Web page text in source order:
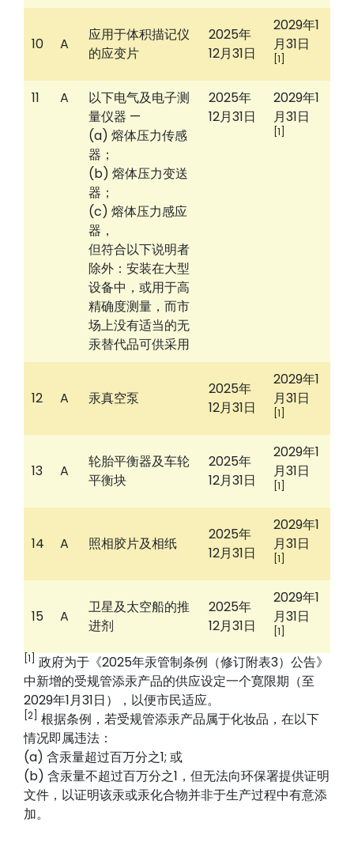
10 A
应用于体积描记仪
的应变片
2025年
12月31日
2029年1
月31日
[1]
11 A
以下电气及电子测
量仪器 —
(a) 熔体压力传感
器；
(b) 熔体压力变送
器；
(c) 熔体压力感应
器，
但符合以下说明者
除外：安装在大型
设备中，或用于高
精确度测量，而市
场上没有适当的无
汞替代品可供采用
2025年
12月31日
2029年1
月31日
[1]
12 A 汞真空泵
2025年
12月31日
2029年1
月31日
[1]
13 A
轮胎平衡器及车轮
平衡块
2025年
12月31日
2029年1
月31日
[1]
14 A 照相胶片及相纸
2025年
12月31日
2029年1
月31日
[1]
15 A
卫星及太空船的推
进剂
2025年
12月31日
2029年1
月31日
[1]
[1]
政府为于《2025年汞管制条例（修订附表3）公告》
中新增的受规管添汞产品的供应设定一个寛限期（至
2029年1月31日），以便市民适应。
[2] 根据条例，若受规管添汞产品属于化妆品，在以下
情况即属违法：
(a) 含汞量超过百万分之1; 或
(b) 含汞量不超过百万分之1，但无法向环保署提供证明
文件，以证明该汞或汞化合物并非于生产过程中有意添
加。